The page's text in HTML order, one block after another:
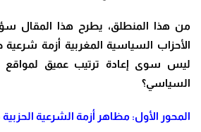
من هذا المنطلق، يطرح هذا المقال
الأحزاب السياسية المغربية أزمة
ليس سوى إعادة ترتيب عميق لمواقع
السياسي؟
المحور الأول: مظاهر أزمة الشرعية